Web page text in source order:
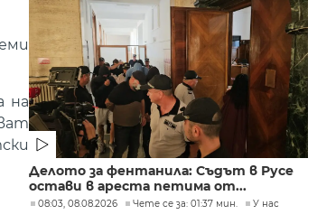
на
Делото за фентанила: Съдът в Русе
остави в ареста петима от...
08:03, 08.08.2026 Чете се за: 01:37 мин. У нас